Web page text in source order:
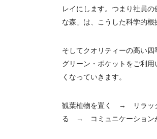
レイにします。つまり社員
な森」は、こうした科学的根
そしてクオリティーの高い
グリーン・ポケットをご利
くなっていきます。
観葉植物を置く → リラッ
る → コミュニケーション